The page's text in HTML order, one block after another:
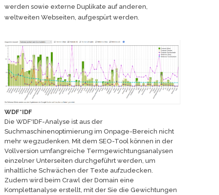
werden sowie externe Duplikate auf anderen,
weltweiten Webseiten, aufgespürt werden.
WDF*IDF
Die WDF*IDF-Analyse ist aus der
Suchmaschinenoptimierung im Onpage-Bereich nicht
mehr wegzudenken. Mit dem SEO-Tool können in der
Vollversion umfangreiche Termgewichtungsanalysen
einzelner Unterseiten durchgeführt werden, um
inhaltliche Schwächen der Texte aufzudecken.
Zudem wird beim Crawl der Domain eine
Komplettanalyse erstellt, mit der Sie die Gewichtungen